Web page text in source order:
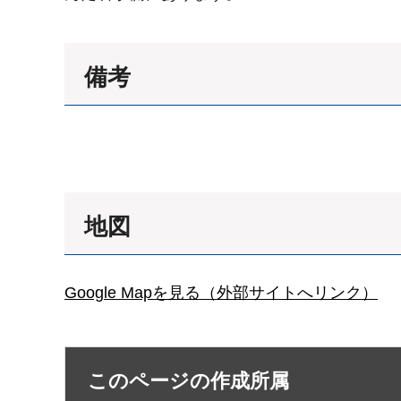
備考
地図
Google Mapを見る（外部サイトへリンク）
このページの作成所属